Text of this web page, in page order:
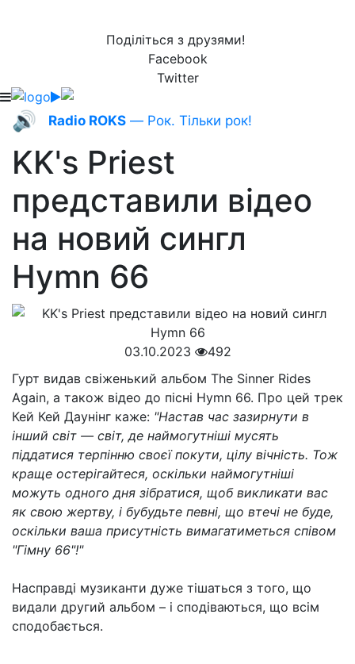
Поділіться з друзями!
Facebook
Twitter
🔊 Radio ROKS — Рок. Тільки рок!
KK's Priest
представили відео
на новий сингл
Hymn 66
03.10.2023
492
Гурт видав свіженький альбом The Sinner Rides
Again, а також відео до пісні Hymn 66. Про цей трек
Кей Кей Даунінг каже: "Настав час зазирнути в
інший світ — світ, де наймогутніші мусять
піддатися терпінню своєї покути, цілу вічність. Тож
краще остерігайтеся, оскільки наймогутніші
можуть одного дня зібратися, щоб викликати вас
як свою жертву, і бубудьте певні, що втечі не буде,
оскільки ваша присутність вимагатиметься співом
"Гімну 66"!"
Насправді музиканти дуже тішаться з того, що
видали другий альбом – і сподіваються, що всім
сподобається.